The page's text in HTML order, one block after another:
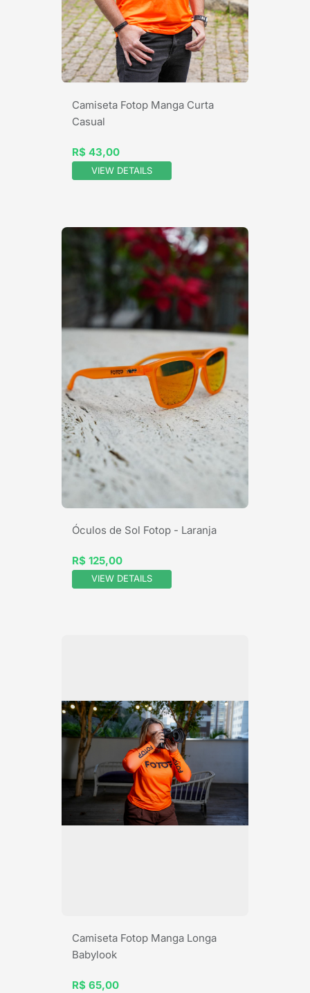
Camiseta Fotop Manga Curta
Casual
R$ 43,00
VIEW DETAILS
Óculos de Sol Fotop - Laranja
R$ 125,00
VIEW DETAILS
Camiseta Fotop Manga Longa
Babylook
R$ 65,00